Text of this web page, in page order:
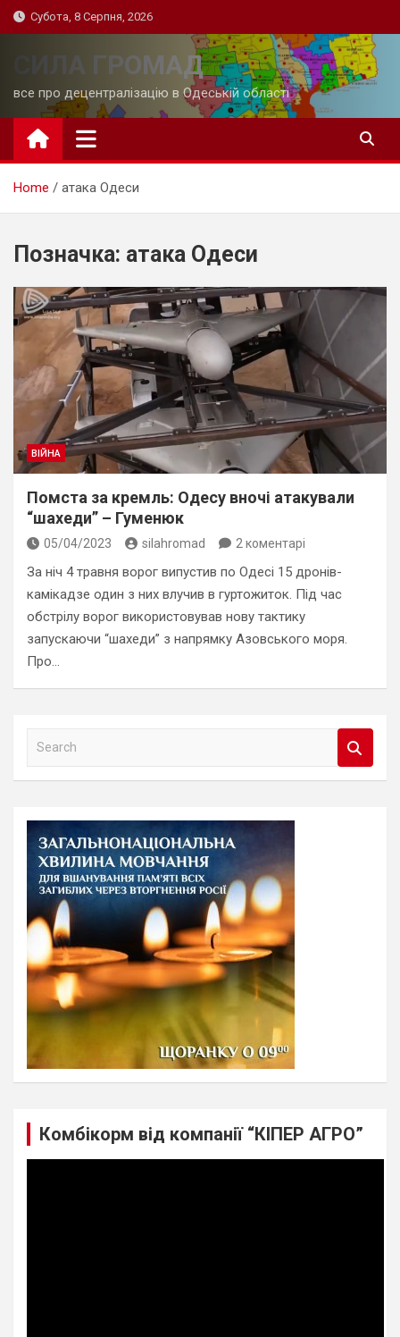
Skip
to
Субота, 8 Серпня, 2026
СИЛА ГРОМАД
все про децентралізацію в Одеській області
Home атака Одеси
Позначка: атака Одеси
ВІЙНА
Помста за кремль: Одесу вночі атакували
“шахеди” – Гуменюк
05/04/2023 silahromad 2 коментарі
За ніч 4 травня ворог випустив по Одесі 15 дронів-
камікадзе один з них влучив в гуртожиток. Під час
обстрілу ворог використовував нову тактику
запускаючи “шахеди” з напрямку Азовського моря.
Про…
a
Комбікорм від компанії “КІПЕР АГРО”